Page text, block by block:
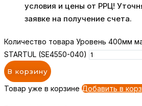
условия и цены от РРЦ!
заявке на получение счета.
Количество товара Уровень 400мм
STARTUL (SE4550-040)
В корзину
Товар уже в корзине Добавить в